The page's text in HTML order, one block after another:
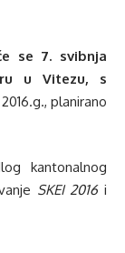
se 7. svibnja
u Vitezu, s
planirano
kantonalnog
SKEI 2016i